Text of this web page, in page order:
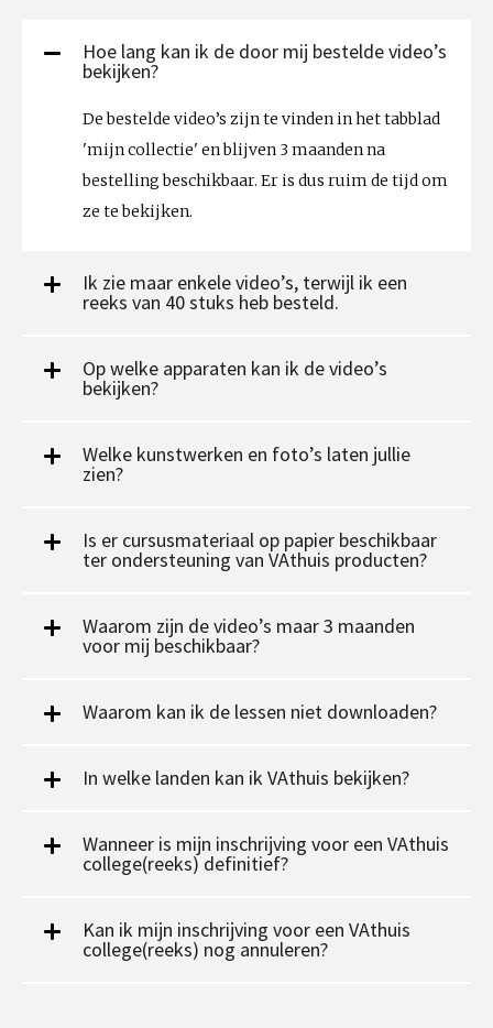
Hoe lang kan ik de door mij bestelde video’s
bekijken?
De bestelde video’s zijn te vinden in het tabblad
'mijn collectie' en blijven 3 maanden na
bestelling beschikbaar. Er is dus ruim de tijd om
ze te bekijken.
Ik zie maar enkele video’s, terwijl ik een
reeks van 40 stuks heb besteld.
Op welke apparaten kan ik de video’s
bekijken?
Welke kunstwerken en foto’s laten jullie
zien?
Is er cursusmateriaal op papier beschikbaar
ter ondersteuning van VAthuis producten?
Waarom zijn de video’s maar 3 maanden
voor mij beschikbaar?
Waarom kan ik de lessen niet downloaden?
In welke landen kan ik VAthuis bekijken?
Wanneer is mijn inschrijving voor een VAthuis
college(reeks) definitief?
Kan ik mijn inschrijving voor een VAthuis
college(reeks) nog annuleren?